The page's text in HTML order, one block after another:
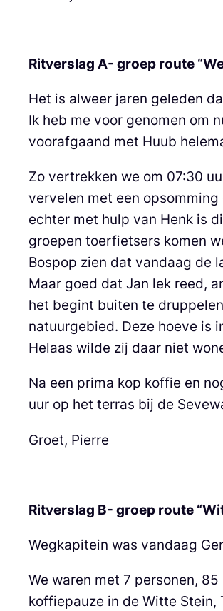
Ritverslag A- groep route
Het is alweer jaren geleden
Ik heb me voor genomen om
voorafgaand met Huub
Zo vertrekken we om 07:30
vervelen met een opsomming
echter met hulp van Henk is
groepen toerfietsers komen
Bospop zien dat vandaag de
Maar goed dat Jan lek reed,
het begint buiten te
natuurgebied. Deze hoeve is
Helaas wilde zij daar niet
Na een prima kop koffie en
uur op het terras bij de
Groet, Pierre
Ritverslag B- groep route
Wegkapitein was vandaag
We waren met 7 personen,
koffiepauze in de Witte Stein,